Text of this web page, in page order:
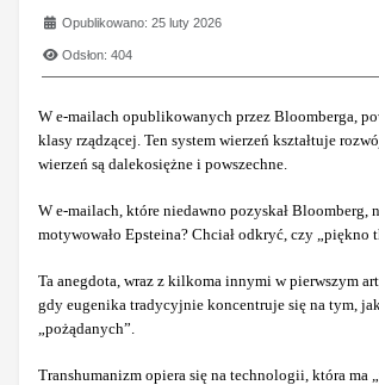
Opublikowano: 25 luty 2026
Odsłon: 404
W e-mailach opublikowanych przez Bloomberga,
klasy rządzącej. Ten system wierzeń kształtuje
wierzeń są dalekosiężne i powszechne.
W e-mailach, które niedawno pozyskał Bloomberg,
motywowało Epsteina? Chciał odkryć, czy „piękno
Ta anegdota, wraz z kilkoma innymi w pierwszym
gdy eugenika tradycyjnie koncentruje się na tym,
„pożądanych”.
Transhumanizm opiera się na technologii, która ma